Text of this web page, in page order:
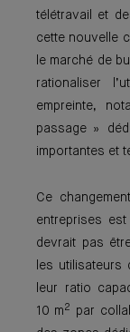
télétravail et
cette nouvelle
le marché de
rationaliser
empreinte,
passage »
importantes et
Ce
entreprises
devrait pas
les utilisateurs
leur ratio
10 m 2
par